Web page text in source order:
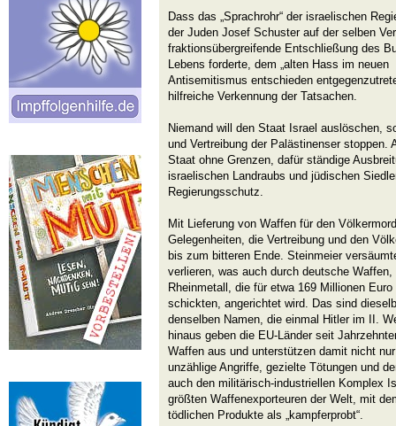
Dass das „Sprachrohr“ der israelischen
der Juden Josef Schuster auf der selben
fraktionsübergreifende Entschließung des
Lebens forderte, dem „alten Hass im
Antisemitismus entschieden
hilfreiche Verkennung der Tatsachen.
Niemand will den Staat Israel auslöschen,
und Vertreibung der Palästinenser stoppen.
Staat ohne Grenzen, dafür ständige
israelischen Landraubs und jüdischen
Regierungsschutz.
Mit Lieferung von Waffen für den
Gelegenheiten, die Vertreibung und den
bis zum bitteren Ende. Steinmeier
verlieren, was auch durch deutsche
Rheinmetall, die für etwa 169 Millionen
schickten, angerichtet wird. Das sind
denselben Namen, die einmal Hitler im II.
hinaus geben die EU-Länder seit
Waffen aus und unterstützen damit nicht
unzählige Angriffe, gezielte Tötungen und
auch den militärisch-industriellen Komplex
größten Waffenexporteuren der Welt, mit
tödlichen Produkte als „kampferprobt“.